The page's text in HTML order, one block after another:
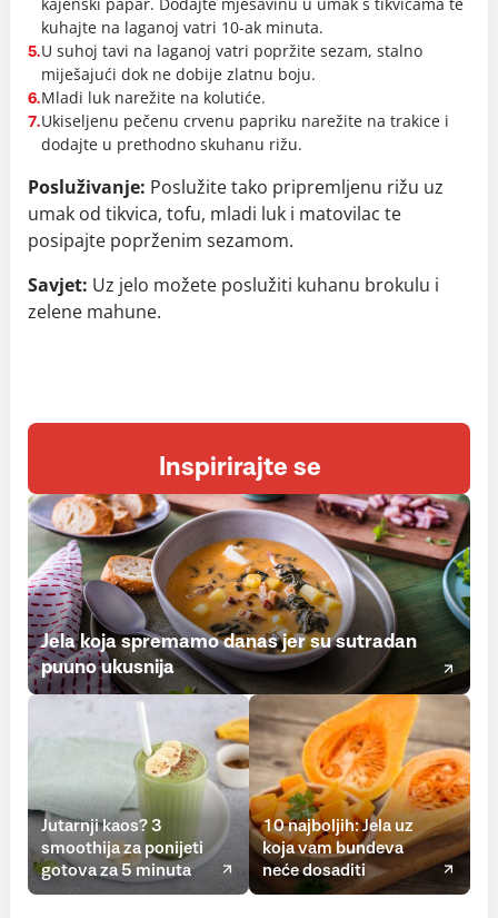
kuhajte na laganoj vatri 10-ak minuta.
5.U suhoj tavi na laganoj vatri popržite sezam, stalno
miješajući dok ne dobije zlatnu boju.
6.Mladi luk narežite na kolutiće.
7.Ukiseljenu pečenu crvenu papriku narežite na trakice i
dodajte u prethodno skuhanu rižu.
Posluživanje: Poslužite tako pripremljenu rižu uz
umak od tikvica, tofu, mladi luk i matovilac te
posipajte poprženim sezamom.
Savjet: Uz jelo možete poslužiti kuhanu brokulu i
zelene mahune.
Inspirirajte se
Jela koja spremamo danas jer su sutradan
puuno ukusnija
Jutarnji kaos? 3
smoothija za ponijeti
gotova za 5 minuta
10 najboljih: Jela uz
koja vam bundeva
neće dosaditi